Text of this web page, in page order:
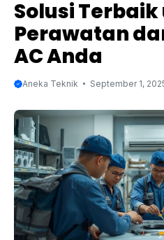
Solusi
Perawatan
AC Anda
Aneka Teknik September 1,